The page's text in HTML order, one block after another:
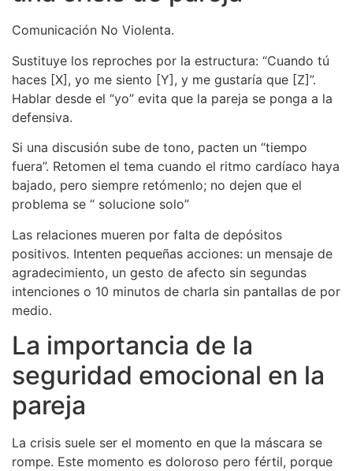
Comunicación No Violenta.
Sustituye los reproches por la estructura: “Cuando tú
haces [X], yo me siento [Y], y me gustaría que [Z]”.
Hablar desde el “yo” evita que la pareja se ponga a la
defensiva.
Si una discusión sube de tono, pacten un “tiempo
fuera”. Retomen el tema cuando el ritmo cardíaco haya
bajado, pero siempre retómenlo; no dejen que el
problema se “ solucione solo”
Las relaciones mueren por falta de depósitos
positivos. Intenten pequeñas acciones: un mensaje de
agradecimiento, un gesto de afecto sin segundas
intenciones o 10 minutos de charla sin pantallas de por
medio.
La importancia de la
seguridad emocional en la
pareja
La crisis suele ser el momento en que la máscara se
rompe. Este momento es doloroso pero fértil, porque